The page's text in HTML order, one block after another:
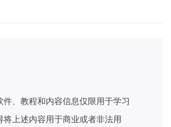
件、教程和内容信息仅限用于学习
将上述内容用于商业或者非法用